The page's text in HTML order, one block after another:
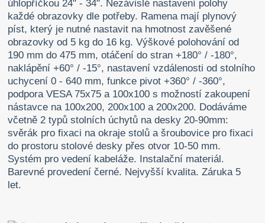
úhlopříčkou 24" - 34". Nezávislé nastavení polohy
každé obrazovky dle potřeby. Ramena mají plynový
píst, který je nutné nastavit na hmotnost zavěšené
obrazovky od 5 kg do 16 kg. Výškové polohování od
190 mm do 475 mm, otáčení do stran +180° / -180°,
naklápění +60° / -15°, nastavení vzdálenosti od stolního
uchycení 0 - 640 mm, funkce pivot +360° / -360°,
podpora VESA 75x75 a 100x100 s možností zakoupení
nástavce na 100x200, 200x100 a 200x200. Dodáváme
včetně 2 typů stolních úchytů na desky 20-90mm:
svěrák pro fixaci na okraje stolů a šroubovice pro fixaci
do prostoru stolové desky přes otvor 10-50 mm.
Systém pro vedení kabeláže. Instalační materiál.
Barevné provedení černé. Nejvyšší kvalita. Záruka 5
let.